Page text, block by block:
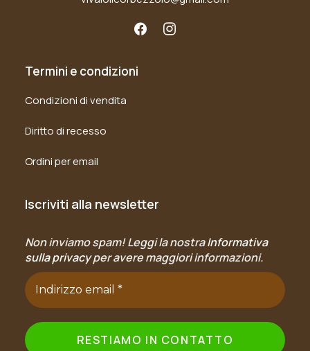
Termini e condizioni
Condizioni di vendita
Diritto di recesso
Ordini per email
Iscriviti alla newsletter
Non inviamo spam! Leggi la nostraInformativa
sulla privacyper avere maggiori informazioni.